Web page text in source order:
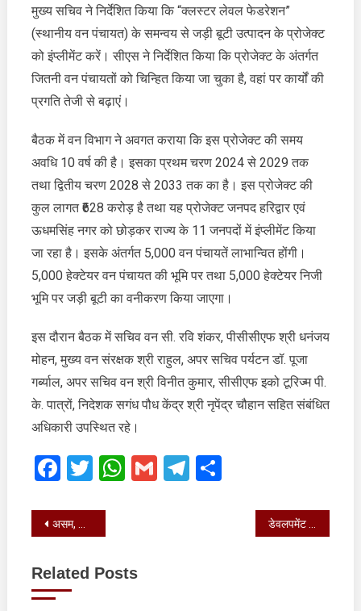
किए
गए
कार्यों
मुख्य सचिव ने निर्देशित किया कि “क्लस्टर लेवल फेडरेशन”
(स्थानीय वन पंचायत) के समन्वय से जड़ी बूटी उत्पादन के प्रोजेक्ट
को इंप्लीमेंट करें। सीएस ने निर्देशित किया कि प्रोजेक्ट के अंतर्गत
जितनी वन पंचायतों को चिन्हित किया जा चुका है, वहां पर कार्यों की
प्रगति तेजी से बढ़ाएं।
बैठक में वन विभाग ने अवगत कराया कि इस प्रोजेक्ट की समय
अवधि 10 वर्ष की है। इसका प्रथम चरण 2024 से 2029 तक
तथा द्वितीय चरण 2028 से 2033 तक का है। इस प्रोजेक्ट की
कुल लागत ₹628 करोड़ है तथा यह प्रोजेक्ट जनपद हरिद्वार एवं
ऊधमसिंह नगर को छोड़कर राज्य के 11 जनपदों में इंप्लीमेंट किया
जा रहा है। इसके अंतर्गत 5,000 वन पंचायतें लाभान्वित होंगी।
5,000 हेक्टेयर वन पंचायत की भूमि पर तथा 5,000 हेक्टेयर निजी
भूमि पर जड़ी बूटी का वनीकरण किया जाएगा।
इस दौरान बैठक में सचिव वन सी. रवि शंकर, पीसीसीएफ श्री धनंजय
मोहन, मुख्य वन संरक्षक श्री राहुल, अपर सचिव पर्यटन डॉ. पूजा
गर्ब्याल, अपर सचिव वन श्री विनीत कुमार, सीसीएफ इको टूरिज्म पी.
के. पात्रों, निदेशक सगंध पौध केंद्र श्री नृपेंद्र चौहान सहित संबंधित
अधिकारी उपस्थित रहे।
Facebook
Twitter
WhatsApp
GmailTelegram
Share
Post
असम, त्रिपुरा एवं अरुणाचल प्रदेश में हाल ही में आई बाढ़
Related Posts